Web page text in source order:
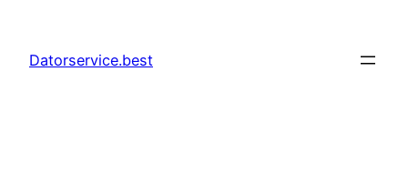
innehåll
Datorservice.best